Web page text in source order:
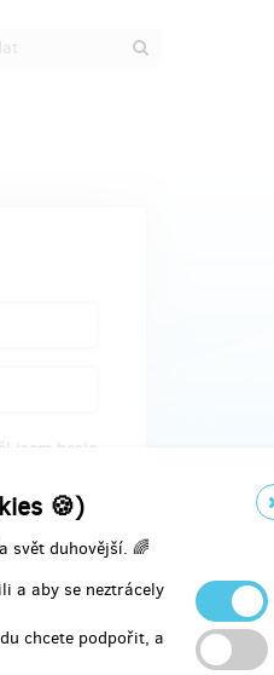
🍪)
svět duhovější. 🌈
a aby se neztrácely
chcete podpořit, a
jsem heslo